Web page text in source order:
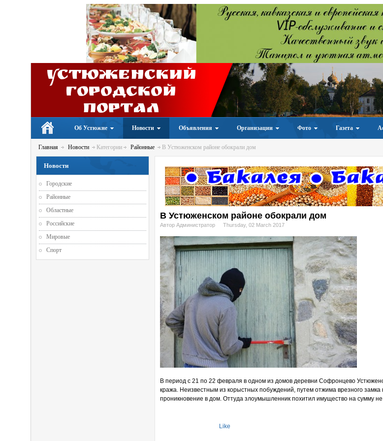
Устюженский
Городской
портал
Об Устюжне Новости Объявления Организации Фото Газета
Главная Новости Категории Районные В Устюженском районе обокрали дом
В Устюженском районе обокрали дом
Автор Администратор Thursday, 02 March 2017
В период с 21 по 22 февраля в одном из домов деревни Софронцево
кража. Неизвестным из корыстных побуждений, путем отжима врезного
проникновение в дом. Оттуда злоумышленник похитил имущество на сумму
Like
Новости
Городские
Районные
Областные
Российские
Мировые
Спорт